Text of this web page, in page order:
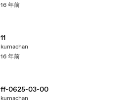
16 年前
11
kumachan
16 年前
ff-0625-03-00
kumachan